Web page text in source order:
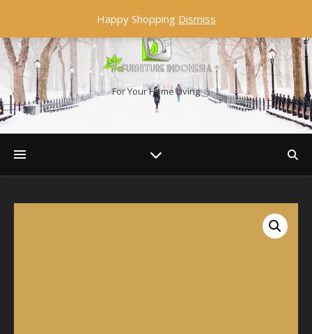
For Your Home Living
Happy Shopping Dismiss